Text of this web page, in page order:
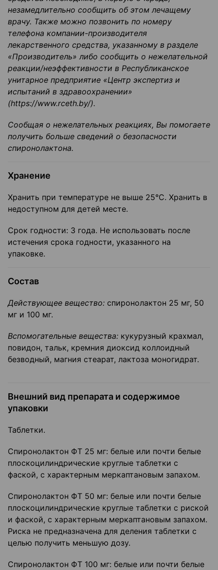
незамедлительно сообщить об этом лечащему
врачу. Также можно позвонить по номеру
телефона компании-производителя
лекарственного средства, указанному в разделе
«Производитель» либо сообщить о нежелательной
реакции/неэффективности в Республиканское
унитарное предприятие «Центр экспертиз и
испытаний в здравоохранении»
(https://www.rceth.by/).
Сообщая о нежелательных реакциях, Вы помогаете
получить больше сведений о безопасности
спиронолактона.
Хранение
Хранить при температуре не выше 25°C. Хранить в
недоступном для детей месте.
Срок годности: 3 года. Не использовать после
истечения срока годности, указанного на
упаковке.
Состав
Действующее вещество: спиронолактон 25 мг, 50
мг и 100 мг.
Вспомогательные вещества: кукурузный крахмал,
повидон, тальк, кремния диоксид коллоидный
безводный, магния стеарат, лактоза моногидрат.
Внешний вид препарата и содержимое
упаковки
Таблетки.
Спиронолактон ФТ 25 мг: белые или почти белые
плоскоцилиндрические круглые таблетки с
фаской, с характерным меркаптановым запахом.
Спиронолактон ФТ 50 мг: белые или почти белые
плоскоцилиндрические круглые таблетки с риской
и фаской, с характерным меркаптановым запахом.
Риска не предназначена для деления таблетки с
целью получить меньшую дозу.
Спиронолактон ФТ 100 мг: белые или почти белые